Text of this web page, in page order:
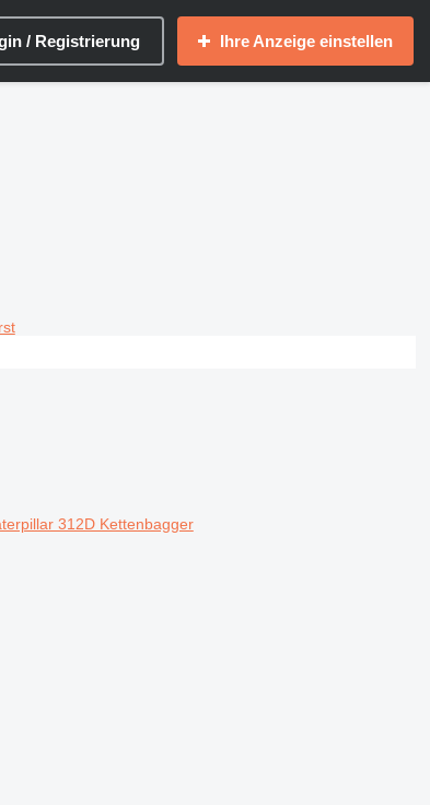
/ Registrierung Ihre Anzeige einstellen
312D Kettenbagger